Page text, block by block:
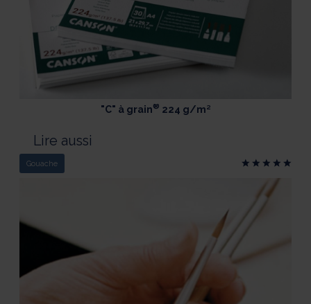
"C" à grain® 224 g/m²
Lire aussi
Gouache